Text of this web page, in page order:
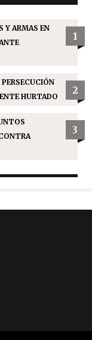
Y ARMAS EN
1
HURTADO
2
3